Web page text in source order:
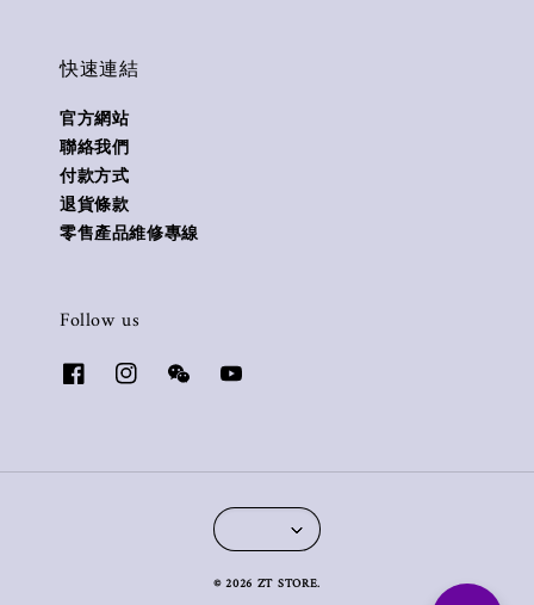
快速連結
官方網站
聯絡我們
付款方式
退貨條款
零售產品維修專線
Follow us
© 2026 ZT STORE.